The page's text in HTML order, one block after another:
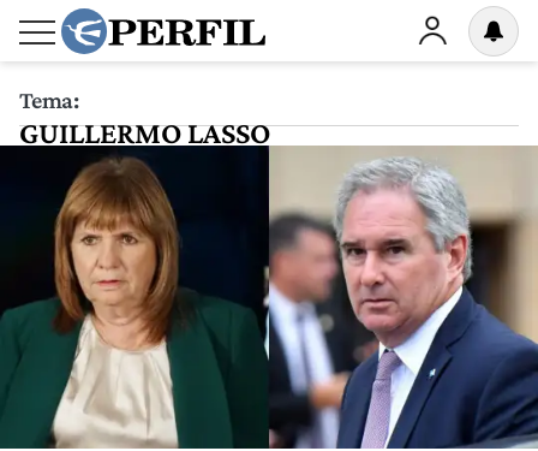
Tema:
GUILLERMO LASSO